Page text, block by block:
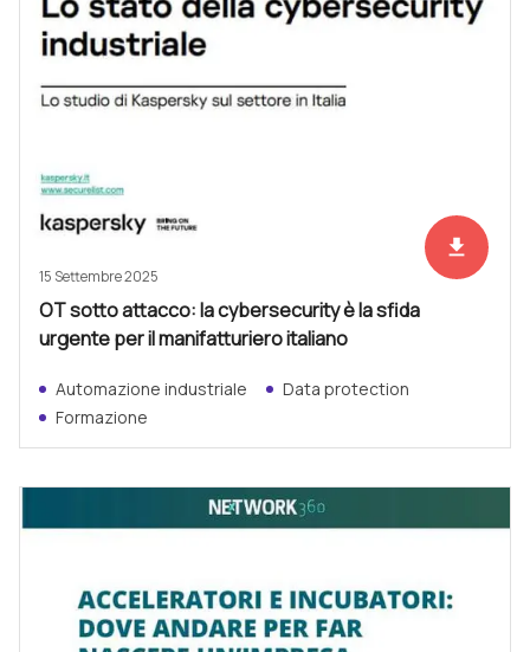
Scarica
file_download
15 Settembre 2025
OT sotto attacco: la cybersecurity è la sfida
urgente per il manifatturiero italiano
Automazione industriale
Data protection
Formazione